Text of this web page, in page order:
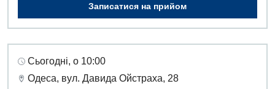
Записатися на прийом
Сьогодні, о 10:00
Одеса, вул. Давида Ойстраха, 28